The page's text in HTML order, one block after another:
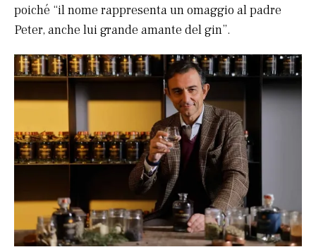
poiché “il nome rappresenta un omaggio al padre
Peter, anche lui grande amante del gin”.